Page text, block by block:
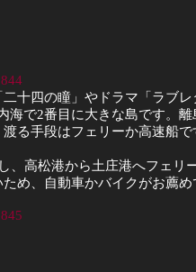
十四の瞳」やドラマ「ラブレ
海で2番目に大きな島です。
る手段はフェリーか高速船
、高松港から土庄港へフェリ
め、自動車かバイクがお薦